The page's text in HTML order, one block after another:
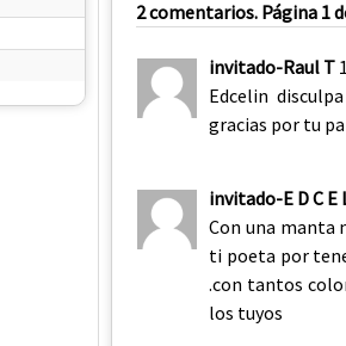
2 comentarios. Página 1
invitado-Raul T
Edcelin
gracias por tu
invitado-E D C E
Con una manta
ti poeta por
.con tantos
los tuyos